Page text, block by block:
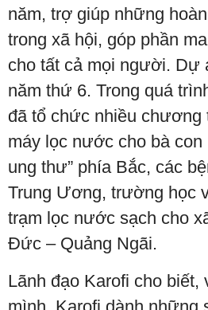
năm, trợ giúp những
trong xã hội, góp phần
cho tất cả mọi người. Dự
năm thứ 6. Trong quá
đã tổ chức nhiều chương
máy lọc nước cho bà con
ung thư” phía Bắc, các
Trung Ương, trường học
trạm lọc nước sạch cho
Đức – Quảng Ngãi.
Lãnh đạo Karofi cho